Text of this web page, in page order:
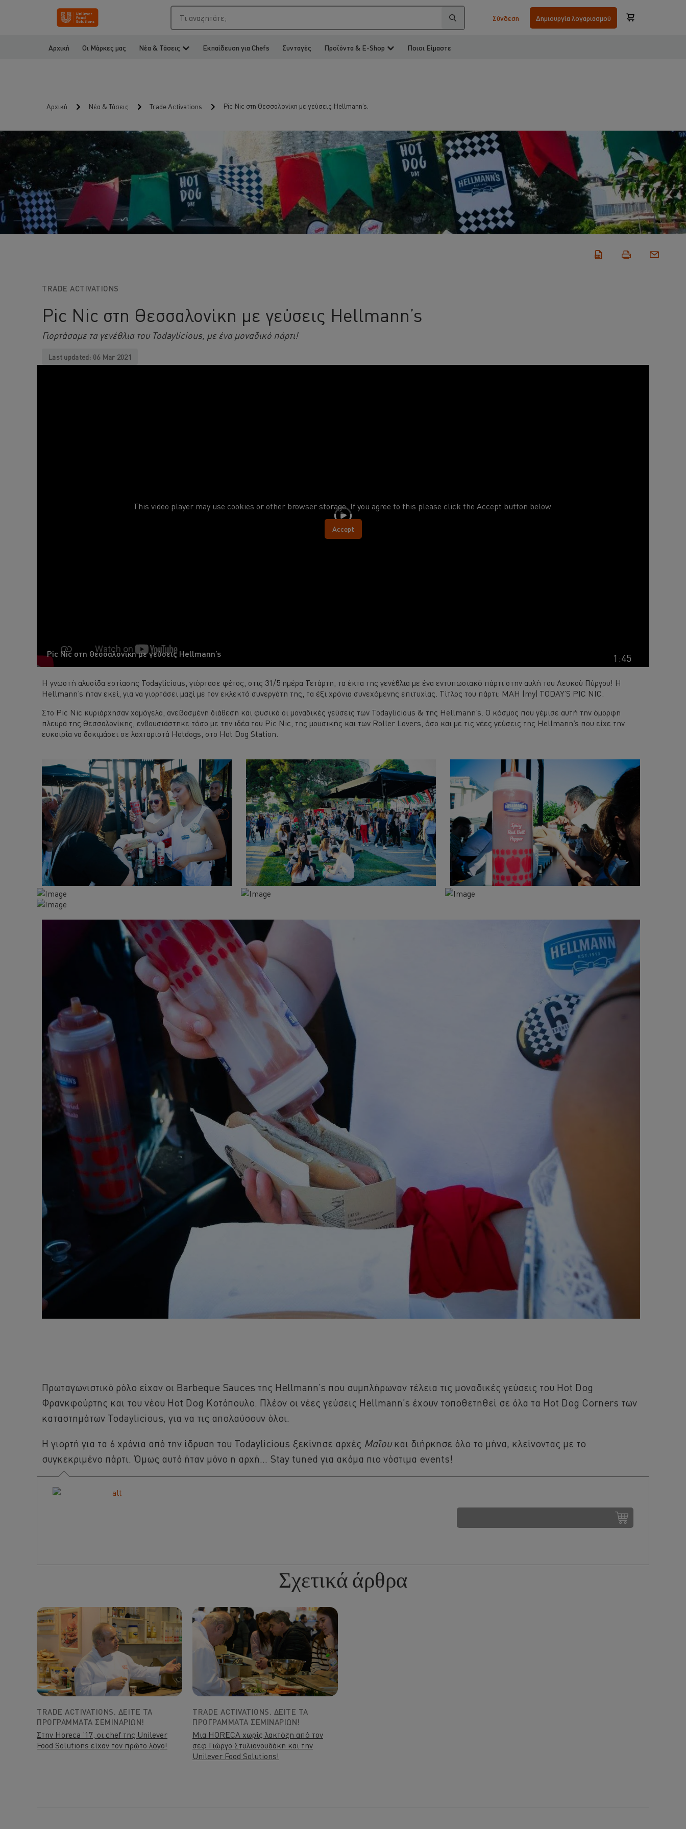
Τι αναζητάτε; Σύνδεση Δημιουργία λογαριασμού
Αρχική Οι Μάρκες μας Νέα & Τάσεις Εκπαίδευση για Chefs Συνταγές Προϊόντα & E-Shop Ποιοι Είμαστε
Αρχική Νέα & Τάσεις Trade Activations Pic Nic στη Θεσσαλονίκη με γεύσεις Hellmann’s.
TRADE ACTIVATIONS
Pic Nic στη Θεσσαλονίκη με γεύσεις Hellmann’s
Γιορτάσαμε τα γενέθλια του Todaylicious, με ένα μοναδικό πάρτι!
Last updated: 06 Mar 2021
This video player may use cookies or other browser storage. If you agree to this please click the Accept button below.
Accept
Pic Nic στη Θεσσαλονίκη με γεύσεις Hellmann’s 1:45
Η γνωστή αλυσίδα εστίασης Todaylicious, γιόρτασε φέτος, στις 31/5 ημέρα Τετάρτη, τα έκτα της γενέθλια με ένα εντυπωσιακό πάρτι στην αυλή του Λευκού Πύργου! Η
Hellmann’s ήταν εκεί, για να γιορτάσει μαζί με τον εκλεκτό συνεργάτη της, τα έξι χρόνια συνεχόμενης επιτυχίας. Τίτλος του πάρτι: ΜΑΗ (my) TODAY’S PIC NIC.
Στο Pic Nic κυριάρχησαν χαμόγελα, ανεβασμένη διάθεση και φυσικά οι μοναδικές γεύσεις των Todaylicious & της Hellmann’s. Ο κόσμος που γέμισε αυτή την όμορφη
πλευρά της Θεσσαλονίκης, ενθουσιάστηκε τόσο με την ιδέα του Pic Nic, της μουσικής και των Roller Lovers, όσο και με τις νέες γεύσεις της Hellmann’s που είχε την
ευκαιρία να δοκιμάσει σε λαχταριστά Hotdogs, στο Hot Dog Station.
Πρωταγωνιστικό ρόλο είχαν οι Barbeque Sauces της Hellmann’s που συμπλήρωναν τέλεια τις μοναδικές γεύσεις του Hot Dog
Φρανκφούρτης και του νέου Hot Dog Κοτόπουλο. Πλέον οι νέες γεύσεις Hellmann’s έχουν τοποθετηθεί σε όλα τα Hot Dog Corners των
καταστημάτων Todaylicious, για να τις απολαύσουν όλοι.
Η γιορτή για τα 6 χρόνια από την ίδρυση του Todaylicious ξεκίνησε αρχές Μαΐουκαι διήρκησε όλο το μήνα, κλείνοντας με το
συγκεκριμένο πάρτι. Όμως αυτό ήταν μόνο η αρχή… Stay tuned για ακόμα πιο νόστιμα events!
Σχετικά άρθρα
TRADE ACTIVATIONS. ΔΕΊΤΕ ΤΑ
ΠΡΟΓΡΆΜΜΑΤΑ ΣΕΜΙΝΑΡΊΩΝ!
Στην Horeca ’17, οι chef της Unilever
Food Solutions είχαν τον πρώτο λόγο!
TRADE ACTIVATIONS. ΔΕΊΤΕ ΤΑ
ΠΡΟΓΡΆΜΜΑΤΑ ΣΕΜΙΝΑΡΊΩΝ!
Μια HORECA χωρίς λακτόζη από τον
σεφ Γιώργο Στυλιανουδάκη και την
Unilever Food Solutions!